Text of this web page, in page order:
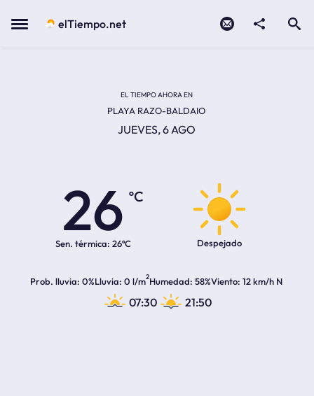
Menu elTiempo.net
EL TIEMPO AHORA EN
PLAYA RAZO-BALDAIO
JUEVES, 6 AGO
26
ºC
Sen. térmica: 26ºC Despejado
Prob. lluvia 0%Lluvia 0 l/m2Humedad 58%Viento 12 km/h N
07:30 21:50